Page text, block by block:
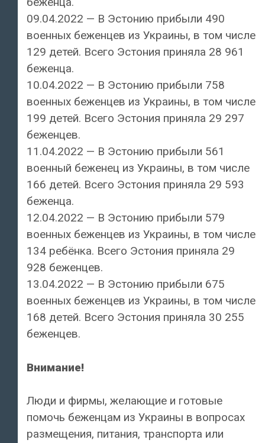
09.04.2022 — В Эстонию прибыли 490
военных беженцев из Украины, в том числе
129 детей. Всего Эстония приняла 28 961
беженца.
10.04.2022 — В Эстонию прибыли 758
военных беженцев из Украины, в том числе
199 детей. Всего Эстония приняла 29 297
беженцев.
11.04.2022 — В Эстонию прибыли 561
военный беженец из Украины, в том числе
166 детей. Всего Эстония приняла 29 593
беженца.
12.04.2022 — В Эстонию прибыли 579
военных беженцев из Украины, в том числе
134 ребёнка. Всего Эстония приняла 29
928 беженцев.
13.04.2022 — В Эстонию прибыли 675
военных беженцев из Украины, в том числе
168 детей. Всего Эстония приняла 30 255
беженцев.
Внимание!
Люди и фирмы, желающие и готовые
помочь беженцам из Украины в вопросах
размещения, питания, транспорта или